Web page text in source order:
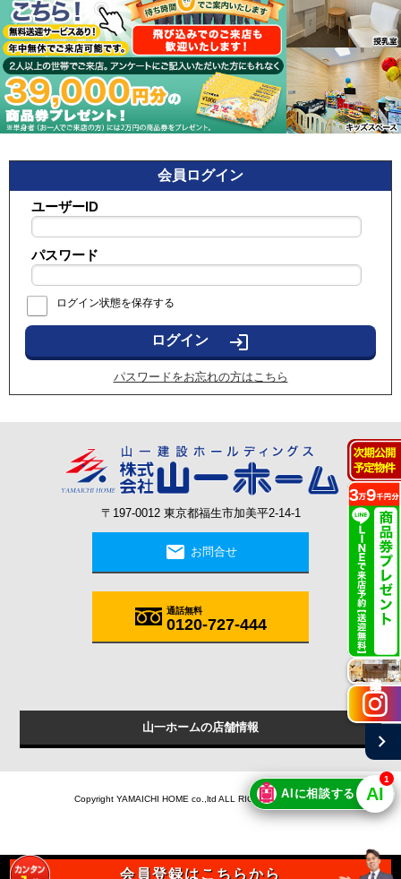
会員ログイン
ユーザーID
パスワード
ログイン状態を保存する
login
パスワードをお忘れの方はこちら
〒197-0012 東京都福生市加美平2-14-1
mail お問合せ
通話無料
0120-727-444
山一ホームの店舗情報
会員登録はこちらから
施工実例
chevron_right
🤖 AIに相談する AI
1